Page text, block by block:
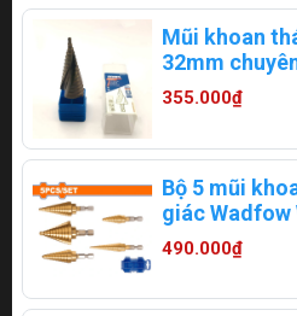
Mũi khoan
32mm
20B432
355.000₫
Bộ 5 mũi
giác Wadfow
490.000₫